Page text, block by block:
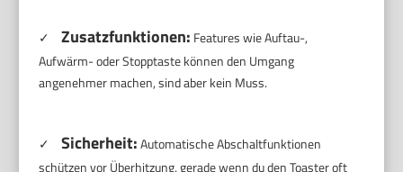
✓ Zusatzfunktionen: Features wie Auftau-,
Aufwärm- oder Stopptaste können den Umgang
angenehmer machen, sind aber kein Muss.
✓ Sicherheit:Automatische Abschaltfunktionen
schützen vor Überhitzung, gerade wenn du den Toaster oft